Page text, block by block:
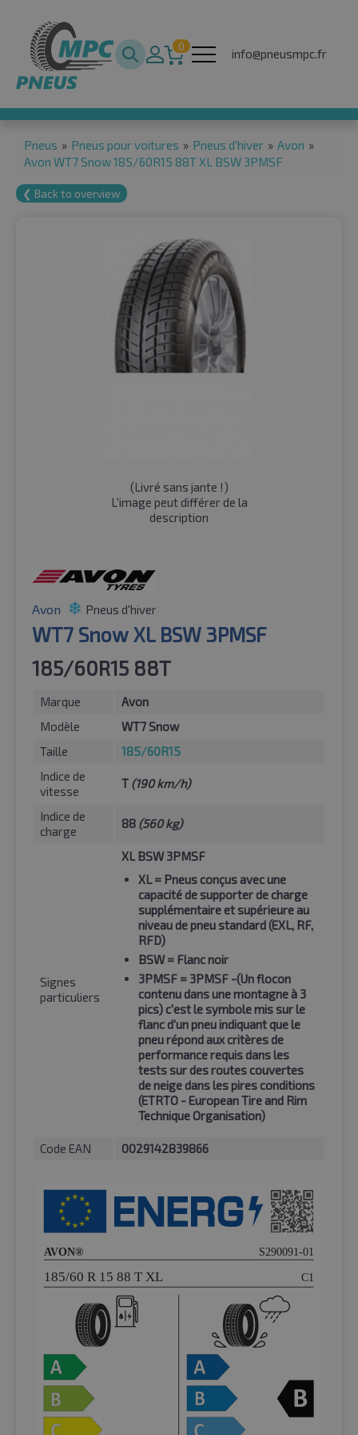
0
info@pneusmpc.fr
Pneus » Pneus pour voitures » Pneus d'hiver » Avon »
Avon WT7 Snow 185/60R15 88T XL BSW 3PMSF
❮ Back to overview
(Livré sans jante !)
L'image peut différer de la
description
Avon Pneus d'hiver
WT7 Snow XL BSW 3PMSF
185/60R15 88T
Marque
Avon
Modèle
WT7 Snow
Taille
185/60R15
Indice de
vitesse
T (190 km/h)
Indice de
charge
88 (560 kg)
Signes
particuliers
XL BSW 3PMSF
XL= Pneus conçus avec une
capacité de supporter de charge
supplémentaire et supérieure au
niveau de pneu standard (EXL, RF,
RFD)
BSW = Flanc noir
3PMSF = 3PMSF -(Un flocon
contenu dans une montagne à 3
pics) c'est le symbole mis sur le
flanc d'un pneu indiquant que le
pneu répond aux critères de
performance requis dans les
tests sur des routes couvertes
de neige dans les pires conditions
(ETRTO - European Tire and Rim
Technique Organisation)
Code EAN 0029142839866